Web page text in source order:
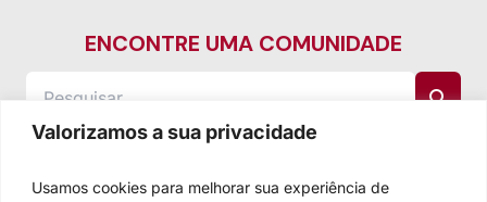
Valorizamos a sua privacidade
Usamos cookies para melhorar sua experiência de
ENCONTRE UMA COMUNIDADE